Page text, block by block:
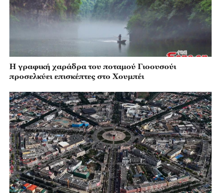
Η γραφική χαράδρα του ποταμού Γιοουσούι
προσελκύει επισκέπτες στο Χουμπέι